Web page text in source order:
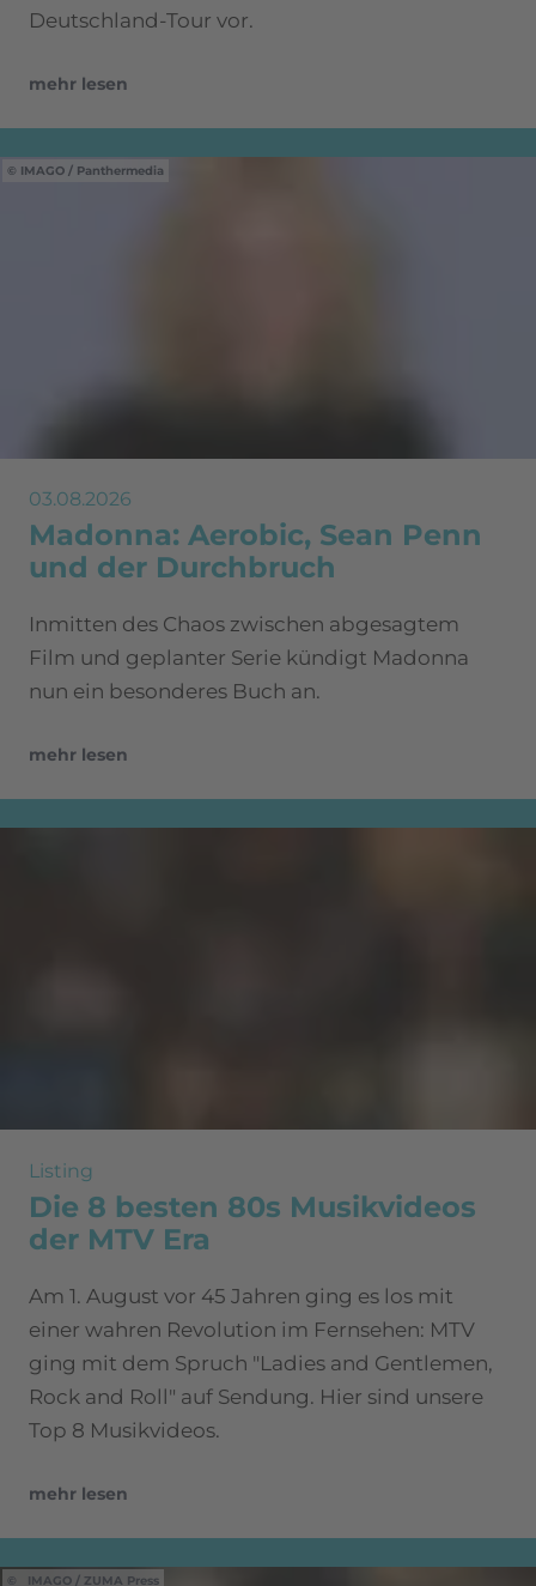
Deutschland-Tour vor.
mehr lesen
IMAGO / Panthermedia
03.08.2026
Madonna: Aerobic, Sean Penn
und der Durchbruch
Inmitten des Chaos zwischen abgesagtem
Film und geplanter Serie kündigt Madonna
nun ein besonderes Buch an.
mehr lesen
Listing
Die 8 besten 80s Musikvideos
der MTV Era
Am 1. August vor 45 Jahren ging es los mit
einer wahren Revolution im Fernsehen: MTV
ging mit dem Spruch "Ladies and Gentlemen,
Rock and Roll" auf Sendung. Hier sind unsere
Top 8 Musikvideos.
mehr lesen
IMAGO / ZUMA Press